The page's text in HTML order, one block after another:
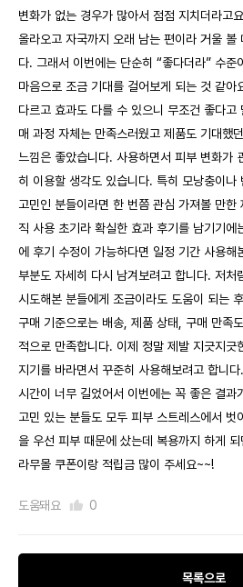
변화가 없는 경우가 많아서 점점 지치더라고
올라오고 자국까지 오래 남는 편이라 거울 볼
다. 그래서 이번에는 단순히 “좋다더라” 수준
마음으로 조금 기대를 걸어보게 되는 것 같아
다르고 효과도 다를 수 있으니 무조건 좋다
매 과정 자체는 만족스러웠고 제품도 기대했
느낌은 좋았습니다. 사용하면서 피부 변화가
히 이용할 생각도 있습니다. 특히 모낭충이나
고민인 분들이라면 한 번쯤 관심 가져볼 만
직 사용 초기라 확실한 효과 후기를 남기기
에 후기 수정이 가능하다면 일정 기간 사용
부분도 자세히 다시 남겨보려고 합니다. 저처
시도해본 분들에게 조금이라도 도움이 되는
구매 기준으로는 배송, 제품 상태, 구매 만족
적으로 만족합니다. 이제 정말 제발 지긋지긋
지기를 바라면서 꾸준히 사용해보려고 합니
시간이 너무 길었어서 이번에는 꼭 좋은 결과
고민 있는 분들도 모두 피부 스트레스에서 벗
을 우선 피부 때문에 샀는데 복용까지 하게
라무몰 쿠폰이랑 적립금 많이 주세요~~!
도움돼요 0
목록으로